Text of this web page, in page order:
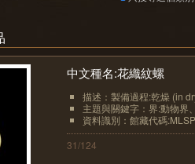
中文種名:花織紋螺
描述：製備過程:乾燥 (in
主題與關鍵字：界:動物界
資料識別：館藏代碼
31/124